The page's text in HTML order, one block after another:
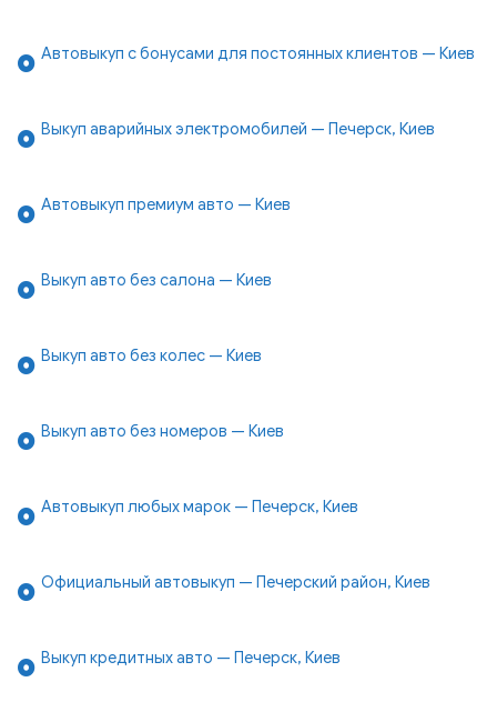
Автовыкуп с бонусами для постоянных клиентов — Киев
Выкуп аварийных электромобилей — Печерск, Киев
Автовыкуп премиум авто — Киев
Выкуп авто без салона — Киев
Выкуп авто без колес — Киев
Выкуп авто без номеров — Киев
Автовыкуп любых марок — Печерск, Киев
Официальный автовыкуп — Печерский район, Киев
Выкуп кредитных авто — Печерск, Киев